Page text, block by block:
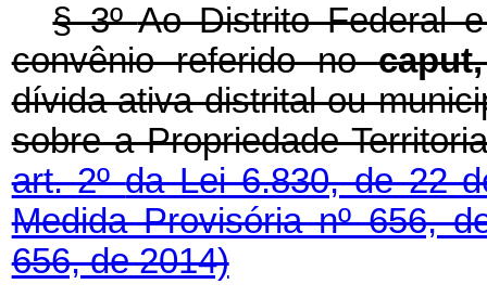
§ 3ºAo Distrito Federal
convênio referido no
dívida ativa distrital ou
sobre a Propriedade
art. 2ºda Lei 6.830, de 22
Medida Provisória nº 656,
656, de 2014)